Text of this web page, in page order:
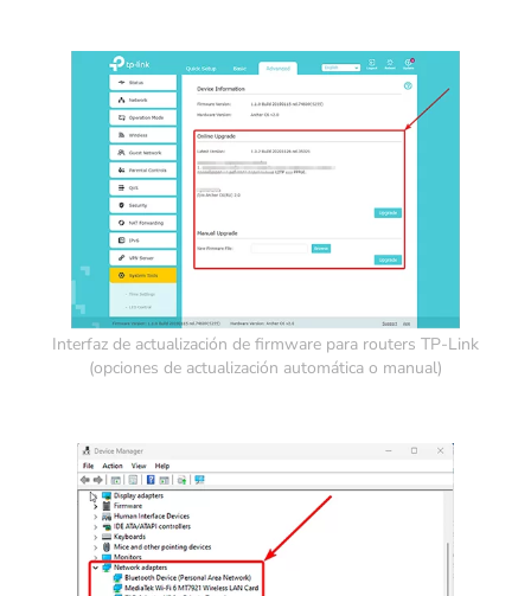
Interfaz de actualización de firmware para routers TP-Link
(opciones de actualización automática o manual)